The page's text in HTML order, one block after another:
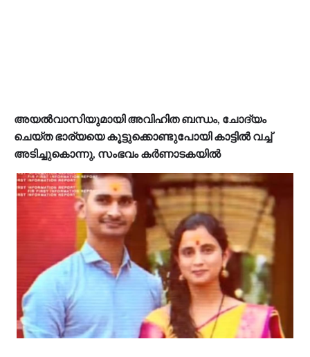
അയൽവാസിയുമായി അവിഹിത ബന്ധം, ചോദ്യം
ചെയ്ത ഭാര്യയെ കൂട്ടുക്കൊണ്ടുപോയി കാട്ടിൽ വച്ച്
അടിച്ചുകൊന്നു, സംഭവം കര്‍ണാടകയിൽ